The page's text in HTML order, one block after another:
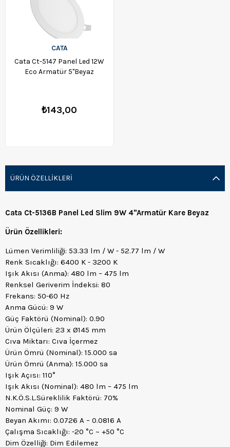
CATA
Cata Ct-5147 Panel Led 12W
Eco Armatür 5''Beyaz
₺143,00
ÜRÜN ÖZELLIKLERI
Cata Ct-5136B Panel Led Slim 9W 4''Armatür Kare Beyaz
Ürün Özellikleri:
Lümen Verimliliği: 53.33 lm / W - 52.77 lm / W
Renk Sıcaklığı: 6400 K - 3200 K
Işık Akısı (Anma): 480 lm – 475 lm
Renksel Geriverim İndeksi: 80
Frekans: 50-60 Hz
Anma Gücü: 9 W
Güç Faktörü (Nominal): 0.90
Ürün Ölçüleri: 23 x Ø145 mm
Cıva Miktarı: Cıva İçermez
Ürün Ömrü (Nominal): 15.000 sa
Ürün Ömrü (Anma): 15.000 sa
Işık Açısı: 110°
Işık Akısı (Nominal): 480 lm – 475 lm
N.K.Ö.S.L.Süreklilik Faktörü: 70%
Nominal Güç: 9 W
Beyan Akımı: 0.0726 A – 0.0816 A
Çalışma Sıcaklığı: -20 °C ~ +50 °C
Dim Özelliği: Dim Edilemez